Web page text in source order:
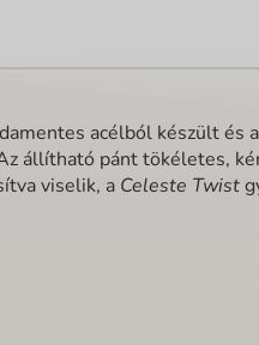
acélból készült és
állítható pánt tökéletes,
viselik, a Celeste Twist